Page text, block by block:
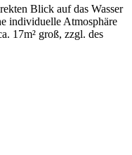
Blick auf das Wasser
individuelle Atmosphäre
17m² groß, zzgl. des